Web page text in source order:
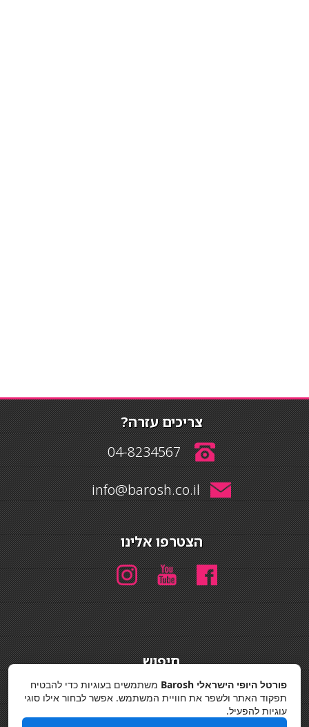
צריכים עזרה?
04-8234567
info@barosh.co.il
הצטרפו אלינו
חיפוש
מדיניות פרטיות
פורטל היופי הישראלי Barosh
משתמשים בעוגיות כדי להבטיח
תפקוד האתר ולשפר את חוויית המשתמש. אפשר לבחור אילו סוגי
עוגיות להפעיל.